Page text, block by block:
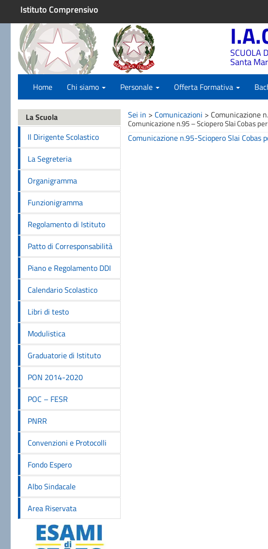
Istituto Comprensivo
SCUOLA
Santa
Home Chi siamo Personale Offerta Formativa
La Scuola
Il Dirigente Scolastico
La Segreteria
Organigramma
Funzionigramma
Regolamento di Istituto
Patto di Corresponsabilità
Piano e Regolamento DDI
Calendario Scolastico
Libri di testo
Modulistica
Graduatorie di Istituto
PON 2014-2020
POC – FESR
PNRR
Convenzioni e Protocolli
Fondo Espero
Albo Sindacale
Area Riservata
Sei in > Comunicazioni > Comunicazione
Comunicazione n.95 – Sciopero Slai Cobas
Comunicazione n.95-Sciopero Slai